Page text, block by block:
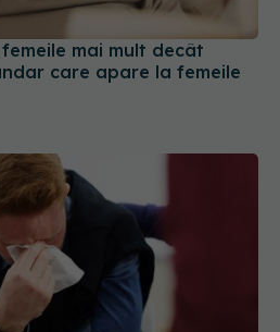
mai mult decât
care apare la femeile